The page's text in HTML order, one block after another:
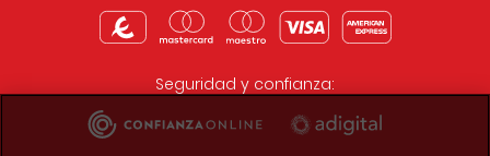
Seguridad y confianza: